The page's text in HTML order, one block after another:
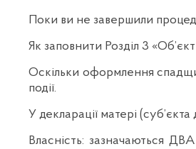
Поки ви не завершили
Як заповнити Розділ 3
Оскільки оформлення
події.
У декларації матері
Власність: зазначаються